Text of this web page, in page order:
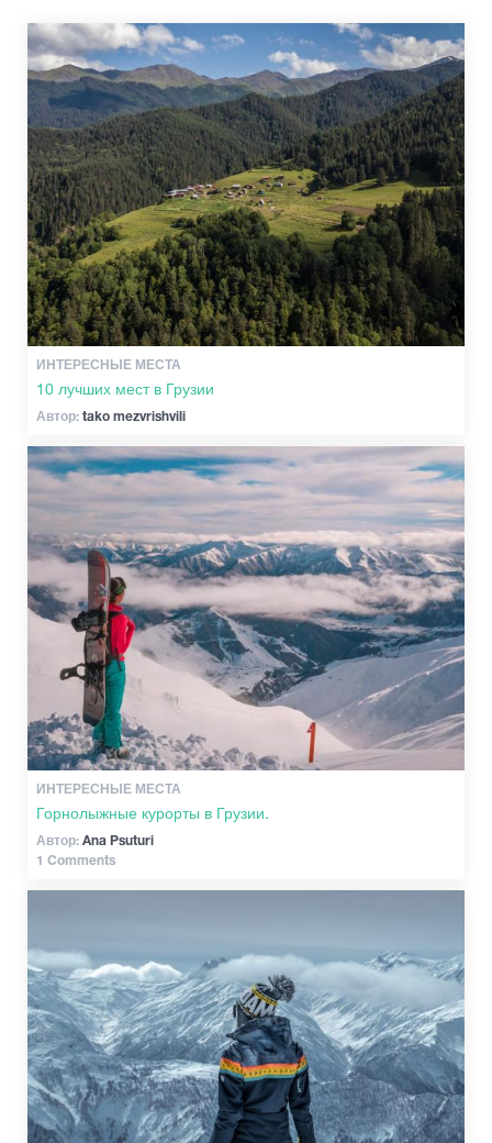
Винтаж бары
Культура
История
Экстремальный Спорт
ИНТЕРЕСНЫЕ МЕСТА
10 лучших мест в Грузии
Автор: tako mezvrishvili
ИНТЕРЕСНЫЕ МЕСТА
Горнолыжные курорты в Грузии.
Автор: Ana Psuturi
1 Comments